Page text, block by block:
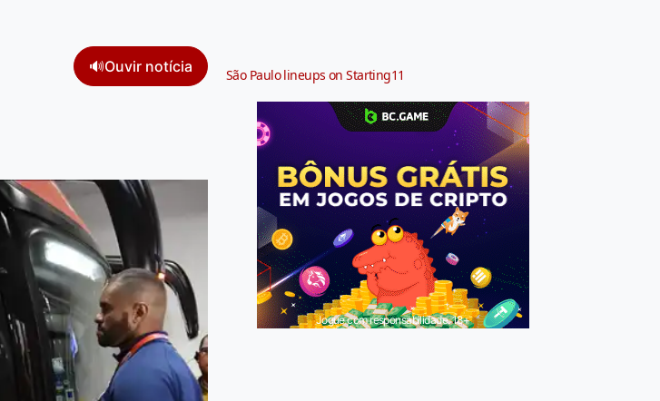
🔊Ouvir notícia São Paulo lineups on Starting11
Jogue com responsabilidade. 18+